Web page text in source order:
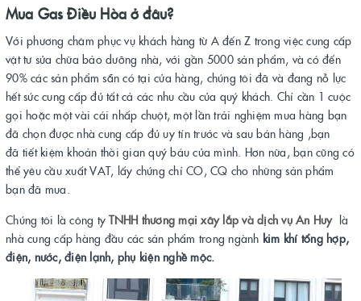
Mua Gas Điều Hòa ở đâu?
Với phương châm phục vụ khách hàng từ A đến Z trong việc cung cấp
vật tư sửa chữa bảo dưỡng nhà, với gần 5000 sản phẩm, và có đến
90% các sản phẩm sẵn có tại cửa hàng, chúng tôi đã và đang nỗ lực
hết sức cung cấp đủ tất cả các nhu cầu của quý khách. Chỉ cần 1 cuộc
gọi hoặc một vài cái nhấp chuột, một lần trải nghiệm mua hàng bạn
đã chọn được nhà cung cấp đủ uy tín trước và sau bán hàng ,bạn
đã tiết kiệm khoản thời gian quý báu của mình. Hơn nữa, bạn cũng có
thể yêu cầu xuất VAT, lấy chứng chỉ CO, CQ cho những sản phẩm
bạn đã mua.
Chúng tôi là công tyTNHH thương mại xây lắp và dịch vụ An Huy là
nhà cung cấp hàng đầu các sản phẩm trong ngành kim khí tổng hợp,
điện, nước, điện lạnh, phụ kiện nghề mộc.